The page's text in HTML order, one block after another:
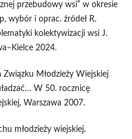
przebudowy wsi” w okresie
wybór i oprac. źródeł R.
kolektywizacji wsi J.
2024.
Młodzieży Wiejskiej
W 50. rocznicę
Warszawa 2007.
młodzieży wiejskiej,